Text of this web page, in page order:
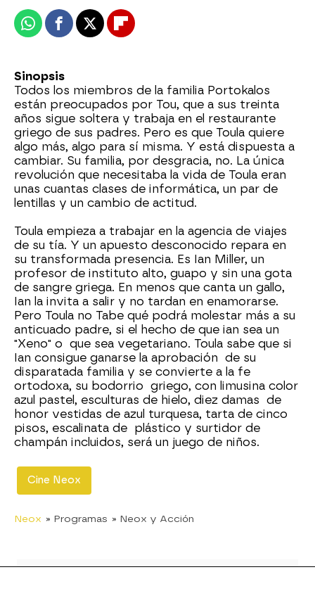
WhatsappFacebook
X Flipboard
Sinopsis
Todos los miembros de la familia Portokalos
están preocupados por Tou, que a sus treinta
años sigue soltera y trabaja en el restaurante
griego de sus padres. Pero es que Toula quiere
algo más, algo para sí misma. Y está dispuesta a
cambiar. Su familia, por desgracia, no. La única
revolución que necesitaba la vida de Toula eran
unas cuantas clases de informática, un par de
lentillas y un cambio de actitud.
Toula empieza a trabajar en la agencia de viajes
de su tía. Y un apuesto desconocido repara en
su transformada presencia. Es Ian Miller, un
profesor de instituto alto, guapo y sin una gota
de sangre griega. En menos que canta un gallo,
Ian la invita a salir y no tardan en enamorarse.
Pero Toula no Tabe qué podrá molestar más a su
anticuado padre, si el hecho de que ian sea un
"Xeno" o que sea vegetariano. Toula sabe que si
Ian consigue ganarse la aprobación de su
disparatada familia y se convierte a la fe
ortodoxa, su bodorrio griego, con limusina color
azul pastel, esculturas de hielo, diez damas de
honor vestidas de azul turquesa, tarta de cinco
pisos, escalinata de plástico y surtidor de
champán incluidos, será un juego de niños.
Cine Neox
Neox » Programas » Neox y Acción